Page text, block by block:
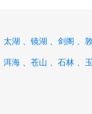
太湖 、 镜湖 、 剑阁 、
洱海 、 苍山 、 石林 、